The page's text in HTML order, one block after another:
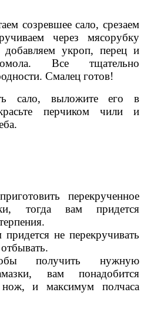
созревшее сало, срезаем
через мясорубку
добавляем укроп, перец и
Все тщательно
Смалец готов!
сало, выложите его в
перчиком чили и
перекрученное
тогда вам придется
не перекручивать
получить нужную
вам понадобится
и максимум полчаса